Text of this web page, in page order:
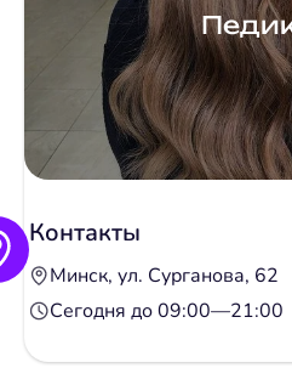
Контакты
Минск, ул. Сурганова, 62
Сегодня до 09:00—21:00